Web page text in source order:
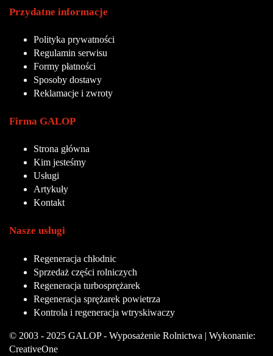
Przydatne informacje
Polityka prywatności
Regulamin serwisu
Formy płatności
Sposoby dostawy
Reklamacje i zwroty
Firma GALOP
Strona główna
Kim jesteśmy
Usługi
Artykuły
Kontakt
Nasze usługi
Regeneracja chłodnic
Sprzedaż części rolniczych
Regeneracja turbosprężarek
Regeneracja sprężarek powietrza
Kontrola i regeneracja wtryskiwaczy
© 2003 - 2025 GALOP - Wyposażenie Rolnictwa | Wykonanie:
CreativeOne